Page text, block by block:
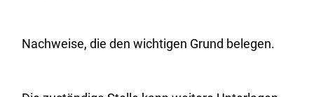
Nachweise, die den wichtigen Grund belegen.